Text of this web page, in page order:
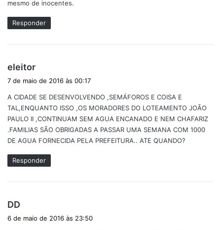
:
mesmo de inocentes.
Responder
eleitor
s
e
:
7 de maio de 2016 às 00:17
A CIDADE SE DESENVOLVENDO ,SEMÁFOROS E COISA E
TAL,ENQUANTO ISSO ,OS MORADORES DO LOTEAMENTO JOÃO
PAULO II ,CONTINUAM SEM AGUA ENCANADO E NEM CHAFARIZ
.FAMILIAS SÃO OBRIGADAS A PASSAR UMA SEMANA COM 1000
DE AGUA FORNECIDA PELA PREFEITURA.. ATE QUANDO?
Responder
DD
6 de maio de 2016 às 23:50